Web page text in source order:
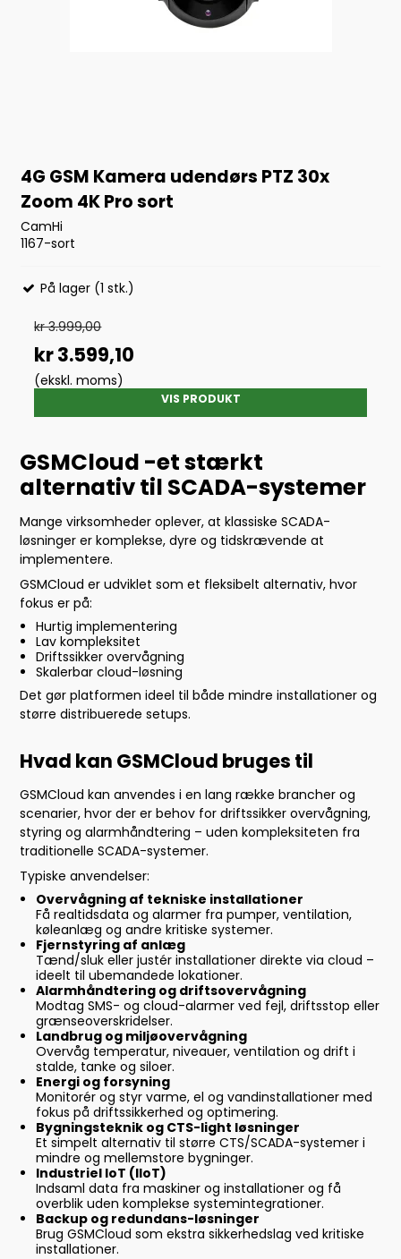
4G GSM Kamera udendørs PTZ 30x
Zoom 4K Pro sort
CamHi
1167-sort
På lager (1 stk.)
kr 3.999,00
kr 3.599,10
(ekskl. moms)
VIS PRODUKT
GSMCloud -et stærkt
alternativ til SCADA-systemer
Mange virksomheder oplever, at klassiske SCADA-
løsninger er komplekse, dyre og tidskrævende at
implementere.
GSMCloud er udviklet som et fleksibelt alternativ, hvor
fokus er på:
Hurtig implementering
Lav kompleksitet
Driftssikker overvågning
Skalerbar cloud-løsning
Det gør platformen ideel til både mindre installationer og
større distribuerede setups.
Hvad kan GSMCloud bruges til
GSMCloud kan anvendes i en lang række brancher og
scenarier, hvor der er behov for driftssikker overvågning,
styring og alarmhåndtering – uden kompleksiteten fra
traditionelle SCADA-systemer.
Typiske anvendelser:
Overvågning af tekniske installationer
Få realtidsdata og alarmer fra pumper, ventilation,
køleanlæg og andre kritiske systemer.
Fjernstyring af anlæg
Tænd/sluk eller justér installationer direkte via cloud –
ideelt til ubemandede lokationer.
Alarmhåndtering og driftsovervågning
Modtag SMS- og cloud-alarmer ved fejl, driftsstop eller
grænseoverskridelser.
Landbrug og miljøovervågning
Overvåg temperatur, niveauer, ventilation og drift i
stalde, tanke og siloer.
Energi og forsyning
Monitorér og styr varme, el og vandinstallationer med
fokus på driftssikkerhed og optimering.
Bygningsteknik og CTS-light løsninger
Et simpelt alternativ til større CTS/SCADA-systemer i
mindre og mellemstore bygninger.
Industriel IoT (IIoT)
Indsaml data fra maskiner og installationer og få
overblik uden komplekse systemintegrationer.
Backup og redundans-løsninger
Brug GSMCloud som ekstra sikkerhedslag ved kritiske
installationer.